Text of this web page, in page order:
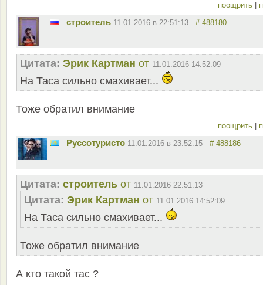
поощрить |
строитель 11.01.2016 в 22:51:13 # 488180
Цитата: Эрик Картман от 11.01.2016 14:52:09
На Таса сильно смахивает...
Тоже обратил внимание
поощрить |
Руссотуристо 11.01.2016 в 23:52:15 # 488186
Цитата: строитель от 11.01.2016 22:51:13
Цитата: Эрик Картман от 11.01.2016 14:52:09
На Таса сильно смахивает...
Тоже обратил внимание
А кто такой тас ?